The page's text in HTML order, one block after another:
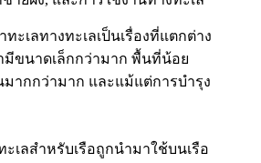
ะเลทางทะเลเป็นเรื่องที่แตกต่าง
มีขนาดเล็กกว่ามาก พื้นที่น้อย
ากกว่ามาก และแม้แต่การบำรุง
เลสำหรับเรือถูกนำมาใช้บนเรือ